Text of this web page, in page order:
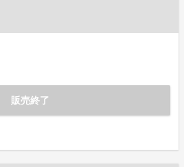
販売終了